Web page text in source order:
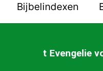
Bijbelindexen
t Evengelie